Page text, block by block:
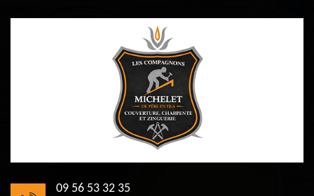
09 56 53 32 35